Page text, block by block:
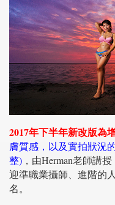
2017年下半年新改版為
膚質感，以及實拍狀況
整) ，由Herman老師講
迎準職業攝師、進階的
名。